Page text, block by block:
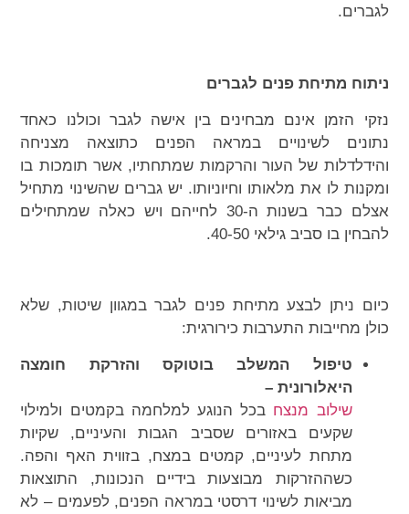
לגברים.
ניתוח מתיחת פנים לגברים
נזקי הזמן אינם מבחינים בין אישה לגבר וכולנו כאחד
נתונים לשינויים במראה הפנים כתוצאה מצניחה
והידלדלות של העור והרקמות שמתחתיו, אשר תומכות בו
ומקנות לו את מלאותו וחיוניותו. יש גברים שהשינוי מתחיל
אצלם כבר בשנות ה-30 לחייהם ויש כאלה שמתחילים
להבחין בו סביב גילאי 40-50.
כיום ניתן לבצע מתיחת פנים לגבר במגוון שיטות, שלא
כולן מחייבות התערבות כירורגית:
טיפול המשלב בוטוקס והזרקת חומצה
היאלורונית –
שילוב מנצח בכל הנוגע למלחמה בקמטים ולמילוי
שקעים באזורים שסביב הגבות והעיניים, שקיות
מתחת לעיניים, קמטים במצח, בזווית האף והפה.
כשההזרקות מבוצעות בידיים הנכונות, התוצאות
מביאות לשינוי דרסטי במראה הפנים, לפעמים – לא